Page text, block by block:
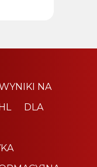
NA
DLA